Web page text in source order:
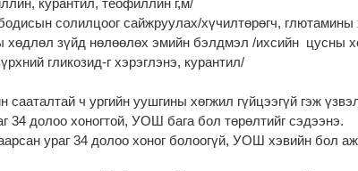
курантил, теофиллин г,м/
солилцоог сайжруулах/хүчилтөрөгч,
зүйд нөлөөлөх эмийн бэлдмэл /ихсийн цусны
гликозид-г хэрэглэнэ, курантил/
сааталтай ч ургийн уушгины хөгжил гүйцээгүй гэж
34 долоо хоногтой, УОШ бага бол төрөлтийг сэдээнэ.
ураг 34 долоо хоног болоогүй, УОШ хэвийн бол